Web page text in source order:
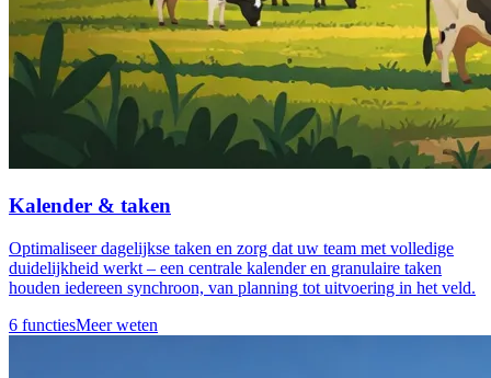
Kalender & taken
Optimaliseer dagelijkse taken en zorg dat uw team met volledige
duidelijkheid werkt – een centrale kalender en granulaire taken
houden iedereen synchroon, van planning tot uitvoering in het veld.
6 functiesMeer weten